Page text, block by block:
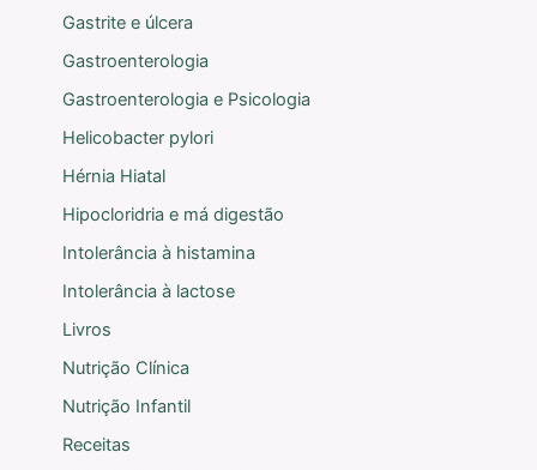
Gastrite e úlcera
Gastroenterologia
Gastroenterologia e Psicologia
Helicobacter pylori
Hérnia Hiatal
Hipocloridria e má digestão
Intolerância à histamina
Intolerância à lactose
Livros
Nutrição Clínica
Nutrição Infantil
Receitas